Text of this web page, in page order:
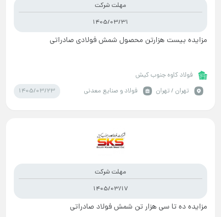
مهلت شرکت
1405/03/31
مزایده بیست هزارتن محصول شمش فولادی صادراتی
فولاد کاوه جنوب کیش
تهران / تهران
فولاد و صنایع معدنی 1405/03/23
مهلت شرکت
1405/03/17
مزایده ده تا سی هزار تن شمش فولاد صادراتی